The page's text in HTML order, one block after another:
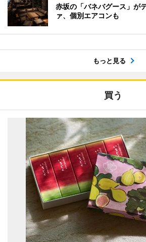
赤坂の「バネバグース」が
ァ、個別エアコンも
もっと見る
買う